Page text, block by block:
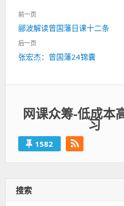
文
章
导
航
前一页
上
一
郦波解读曾国藩日课十二条
后一页
下
张宏杰：曾国藩24锦囊
网课众筹-低成本
习
1582
搜索